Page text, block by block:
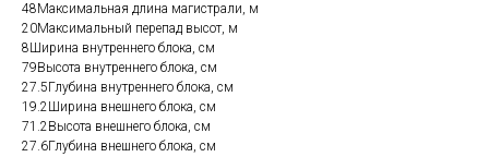
48Максимальная длина магистрали, м
20Максимальный перепад высот, м
8Ширина внутреннего блока, см
79Высота внутреннего блока, см
27.5Глубина внутреннего блока, см
19.2Ширина внешнего блока, см
71.2Высота внешнего блока, см
27.6Глубина внешнего блока, см